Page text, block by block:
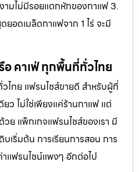
ามไม่มีรอยแตกหักของกาแฟ 3.
อดเมล็ดกาแฟจาก 1 ไร่ จะมี
อ คาเฟ่ ทุกพื้นที่ทั่วไทย
ทย แฟรนไชส์ขายดี สำหรับผู้ที่
ว ไม่ใช่เพียงแค่ร้านกาแฟ แต่
ย แพ็กเกจแฟรนไชส์ของเรา มี
เริ่มต้น การเรียนการสอน การ
เฟรนไชน์แพงๆ อีกต่อไป